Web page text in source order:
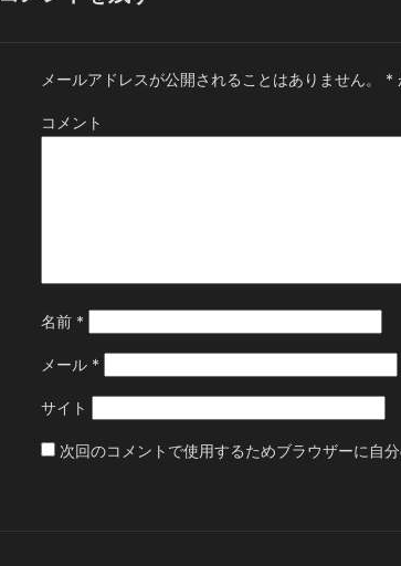
メールアドレスが公開されることはありません。 *
コメント
名前 *
メール *
サイト
次回のコメントで使用するためブラウザーに自